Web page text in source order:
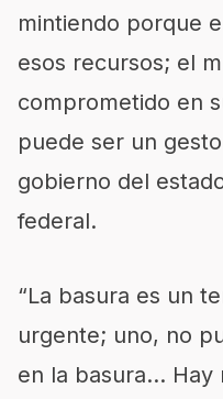
mintiendo porque
esos recursos; el
comprometido en
puede ser un
gobierno del
federal.
“La basura es un
urgente; uno, no
en la basura… Hay